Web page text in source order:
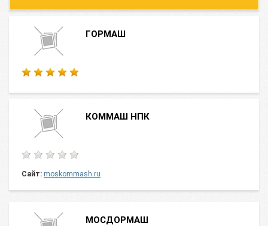
ГОРМАШ
КОММАШ НПК
Сайт: moskommash.ru
МОСДОРМАШ